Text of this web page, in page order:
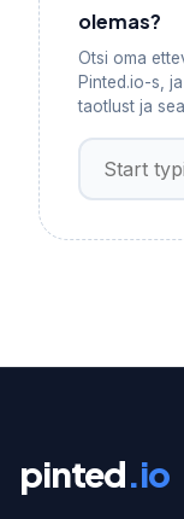
olemas?
Otsi oma
Pinted.io-s,
taotlust ja
pinted.io